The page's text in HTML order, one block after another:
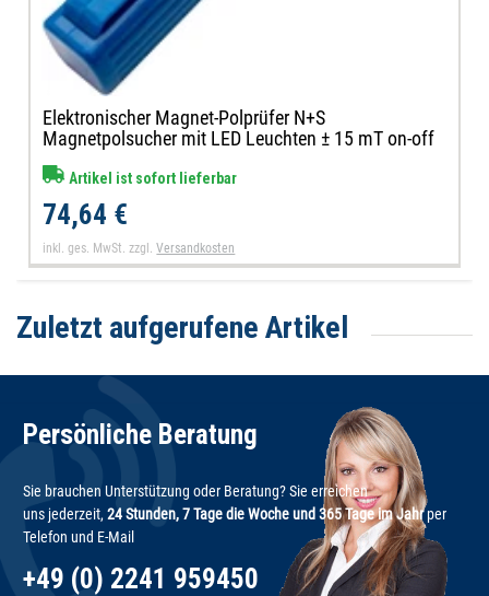
Elektronischer Magnet-Polprüfer N+S
Magnetpolsucher mit LED Leuchten ± 15 mT on-off
Artikel ist sofort lieferbar
74,64 €
inkl. ges. MwSt. zzgl.Versandkosten
Zuletzt aufgerufene Artikel
Persönliche Beratung
Sie brauchen Unterstützung oder Beratung? Sie erreichen
uns jederzeit, 24 Stunden, 7 Tage die Woche und 365 Tage im Jahrper
Telefon und E-Mail
+49 (0) 2241 959450